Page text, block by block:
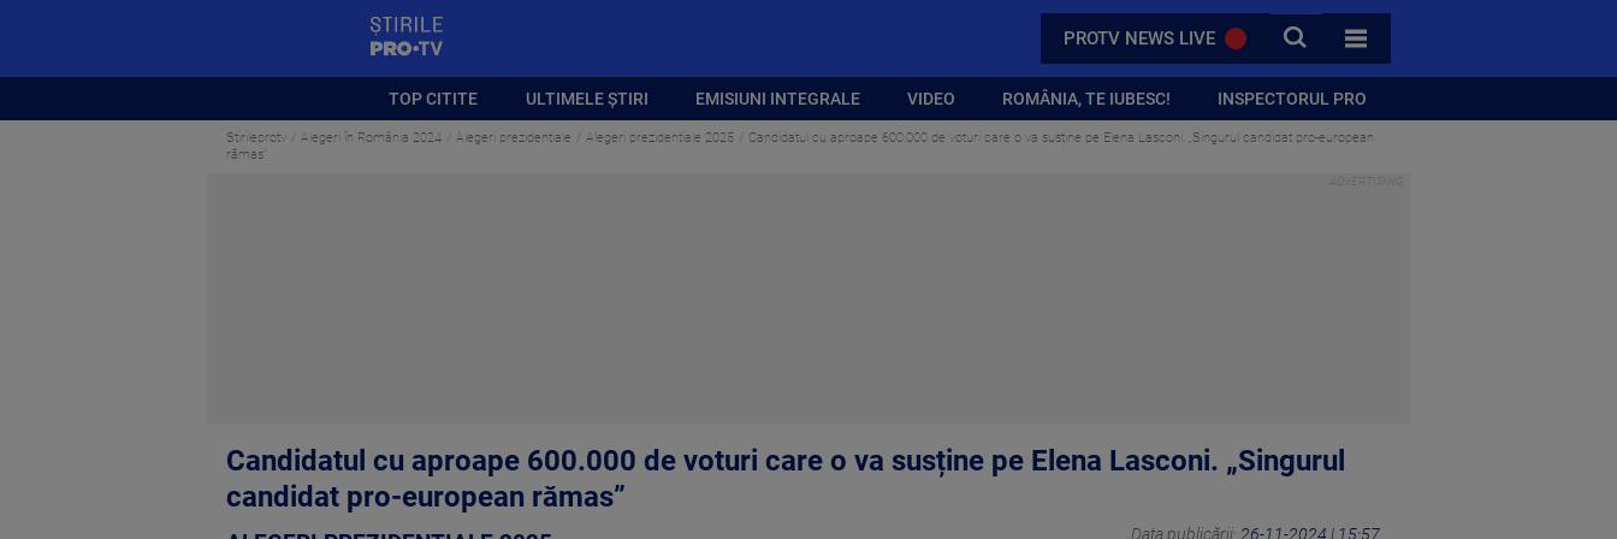
PROTV NEWS LIVE CAUTA
TOATE CATEGORIILE
TOP CITITE ULTIMELE ȘTIRI EMISIUNI INTEGRALE VIDEO ROMÂNIA, TE IUBESC! INSPECTORUL PRO
Stirileprotv Alegeri în România 2024 Alegeri prezidentiale Alegeri prezidentiale 2025
Candidatul cu aproape 600.000 de voturi care o va susține pe Elena Lasconi. „Singurul candidat pro-european
rămas”
Candidatul cu aproape 600.000 de voturi care o va susține pe Elena Lasconi. „Singurul
candidat pro-european rămas”
Data publicării: 26-11-2024 | 15:57